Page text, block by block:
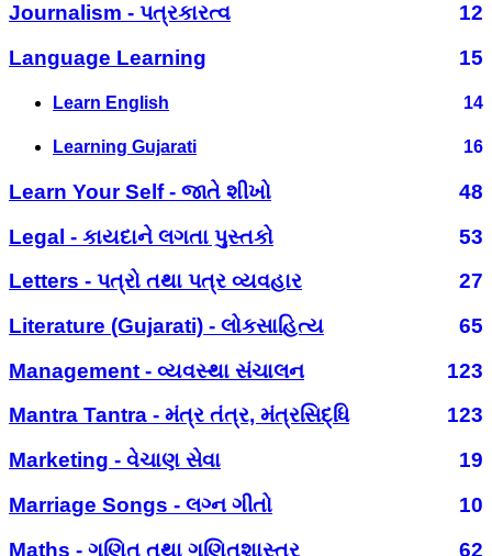
Journalism - પત્રકારત્વ
12
Language Learning
15
Learn English 14
Learning Gujarati 16
Learn Your Self - જાતે શીખો
48
Legal - કાયદાને લગતા પુસ્તકો
53
Letters - પત્રો તથા પત્ર વ્યવહાર
27
Literature (Gujarati) - લોકસાહિત્ય
65
Management - વ્યવસ્થા સંચાલન
123
Mantra Tantra - મંત્ર તંત્ર, મંત્રસિદ્ધિ
123
Marketing - વેચાણ સેવા
19
Marriage Songs - લગ્ન ગીતો
10
Maths - ગણિત તથા ગણિતશાસ્ત્ર
62